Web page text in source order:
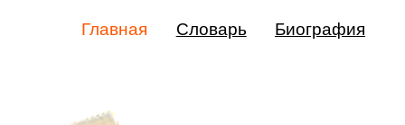
Главная Словарь Биография